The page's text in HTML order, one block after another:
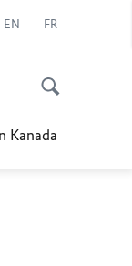
EN FR
Kanada